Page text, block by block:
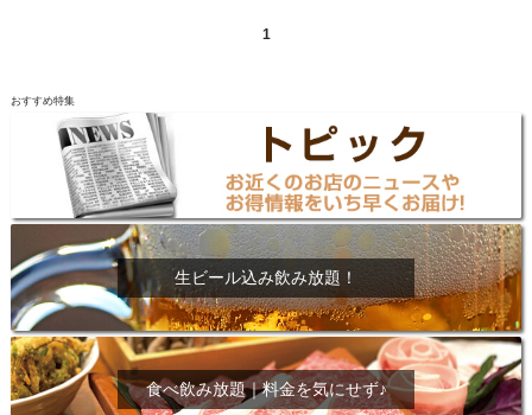
1
おすすめ特集
生ビール込み飲み放題！
食べ飲み放題｜料金を気にせず♪